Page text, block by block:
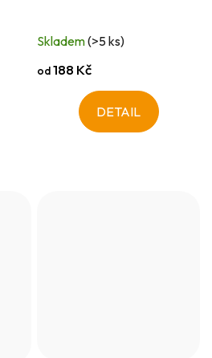
Skladem(>5 ks)
od188 Kč
DETAIL